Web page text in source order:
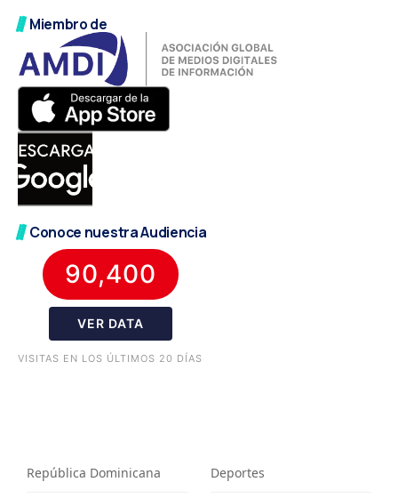
Miembro de
Conoce nuestra Audiencia
90,400
VER DATA
VISITAS EN LOS ÚLTIMOS 20 DÍAS
República Dominicana Deportes